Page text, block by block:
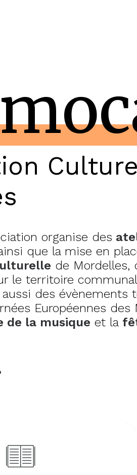
moc
organise des
que la mise en
de Mordelles,
le territoire
aussi des évènements
Européennes
de la musique et la